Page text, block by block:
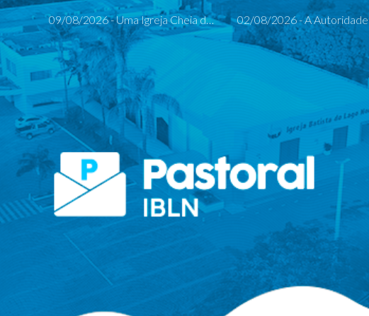
Skip to main content Skip to navigation
09/08/2026 - Uma Igreja Cheia do Espírito Santo 02/08/2026 - A Autoridade